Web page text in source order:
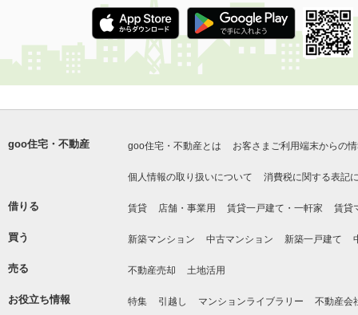
goo住宅・不動産 goo住宅・不動産とは お客さまご利用端末からの
個人情報の取り扱いについて 消費税に関する表記
借りる 賃貸 店舗・事業用 賃貸一戸建て・一軒家 賃貸
買う 新築マンション 中古マンション 新築一戸建て
売る 不動産売却 土地活用
お役立ち情報 特集 引越し マンションライブラリー 不動産会